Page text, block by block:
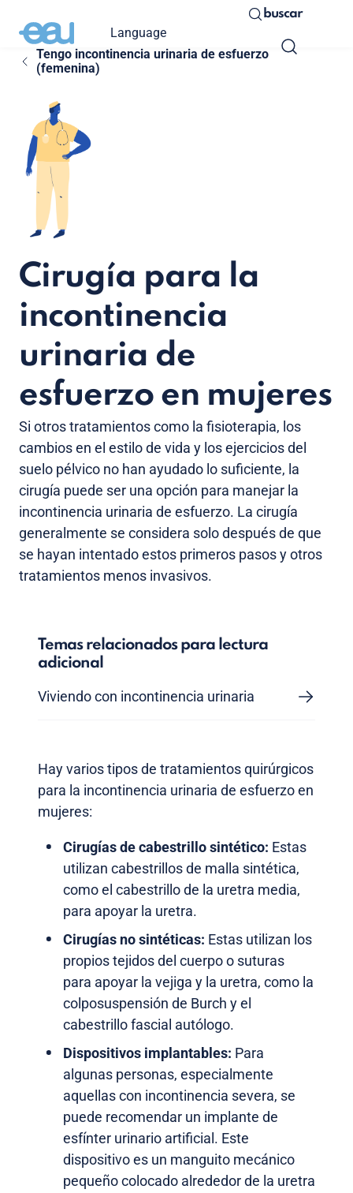
Language
buscar
Tengo incontinencia urinaria de esfuerzo
(femenina)
Cirugía para la
incontinencia
urinaria de
esfuerzo en mujeres
Si otros tratamientos como la fisioterapia, los
cambios en el estilo de vida y los ejercicios del
suelo pélvico no han ayudado lo suficiente, la
cirugía puede ser una opción para manejar la
incontinencia urinaria de esfuerzo. La cirugía
generalmente se considera solo después de que
se hayan intentado estos primeros pasos y otros
tratamientos menos invasivos.
Temas relacionados para lectura
adicional
Viviendo con incontinencia urinaria
Hay varios tipos de tratamientos quirúrgicos
para la incontinencia urinaria de esfuerzo en
mujeres:
Cirugías de cabestrillo sintético: Estas
utilizan cabestrillos de malla sintética,
como el cabestrillo de la uretra media,
para apoyar la uretra.
Cirugías no sintéticas: Estas utilizan los
propios tejidos del cuerpo o suturas
para apoyar la vejiga y la uretra, como la
colposuspensión de Burch y el
cabestrillo fascial autólogo.
Dispositivos implantables: Para
algunas personas, especialmente
aquellas con incontinencia severa, se
puede recomendar un implante de
esfínter urinario artificial. Este
dispositivo es un manguito mecánico
pequeño colocado alrededor de la uretra